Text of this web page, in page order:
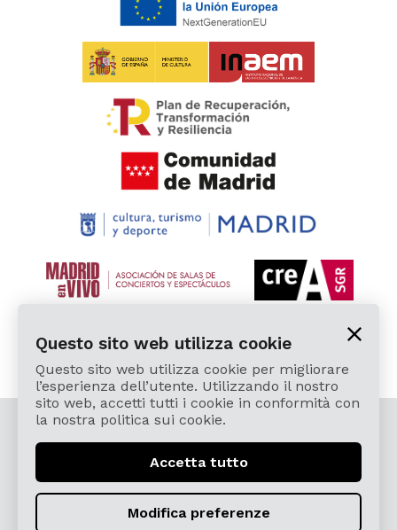
© 2026 Cardamomo Flamenco Madrid - Tutti i diritti
riservati.
Términos, Condiciones, Protección de Datos,
Política de Devoluciones y Reintegros
Questo sito web utilizza cookie
Questo sito web utilizza cookie per migliorare
l’esperienza dell’utente. Utilizzando il nostro
sito web, accetti tutti i cookie in conformità con
la nostra politica sui cookie.
Accetta tutto
Modifica preferenze